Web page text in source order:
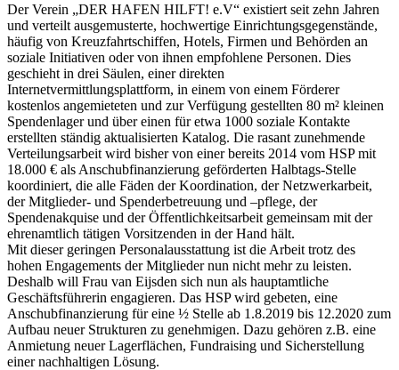
Der Verein „DER HAFEN HILFT! e.V“ existiert seit zehn Jahren
und verteilt ausgemusterte, hochwertige Einrichtungsgegenstände,
häufig von Kreuzfahrtschiffen, Hotels, Firmen und Behörden an
soziale Initiativen oder von ihnen empfohlene Personen. Dies
geschieht in drei Säulen, einer direkten
Internetvermittlungsplattform, in einem von einem Förderer
kostenlos angemieteten und zur Verfügung gestellten 80 m² kleinen
Spendenlager und über einen für etwa 1000 soziale Kontakte
erstellten ständig aktualisierten Katalog. Die rasant zunehmende
Verteilungsarbeit wird bisher von einer bereits 2014 vom HSP mit
18.000 € als Anschubfinanzierung geförderten Halbtags-Stelle
koordiniert, die alle Fäden der Koordination, der Netzwerkarbeit,
der Mitglieder- und Spenderbetreuung und –pflege, der
Spendenakquise und der Öffentlichkeitsarbeit gemeinsam mit der
ehrenamtlich tätigen Vorsitzenden in der Hand hält.
Mit dieser geringen Personalausstattung ist die Arbeit trotz des
hohen Engagements der Mitglieder nun nicht mehr zu leisten.
Deshalb will Frau van Eijsden sich nun als hauptamtliche
Geschäftsführerin engagieren. Das HSP wird gebeten, eine
Anschubfinanzierung für eine ½ Stelle ab 1.8.2019 bis 12.2020 zum
Aufbau neuer Strukturen zu genehmigen. Dazu gehören z.B. eine
Anmietung neuer Lagerflächen, Fundraising und Sicherstellung
einer nachhaltigen Lösung.